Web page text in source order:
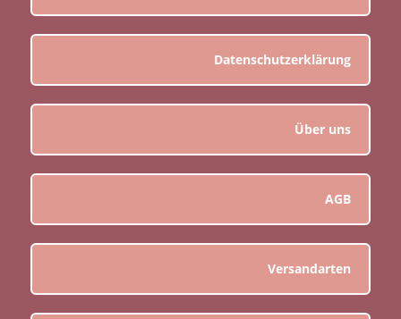
Datenschutzerklärung
Über uns
AGB
Versandarten